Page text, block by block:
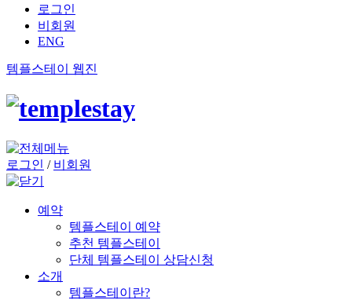
로그인
비회원
ENG
템플스테이 웹진
로그인 / 비회원
예약
템플스테이 예약
추천 템플스테이
단체 템플스테이 상담신청
소개
템플스테이란?